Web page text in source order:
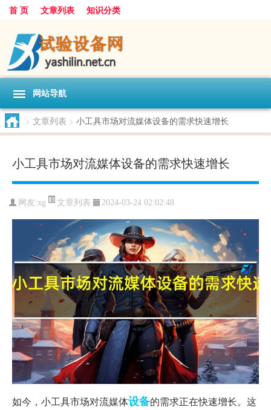
首 页 文章列表 知识分类
网站导航
> 文章列表 > 小工具市场对流媒体设备的需求快速增长
小工具市场对流媒体设备的需求快速增长
网友:xg 文章列表 2024-03-24 02:02:48
如今，小工具市场对流媒体设备的需求正在快速增长。这